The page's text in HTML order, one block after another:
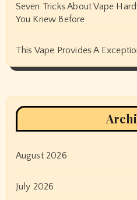
Seven Tricks About Vape
You Knew Before
This Vape Provides A
August 2026
July 2026